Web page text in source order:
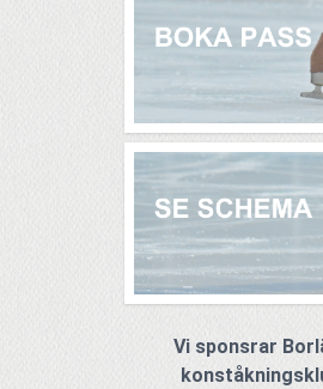
Vi sponsrar